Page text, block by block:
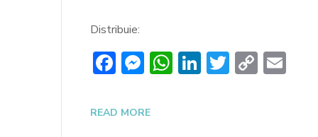
Distribuie:
Facebook
Messenger
WhatsApp
LinkedIn
Twitter
Copy
READ MORE